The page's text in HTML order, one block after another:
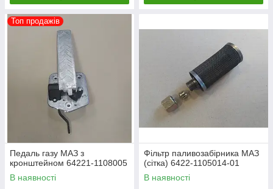
Топ продажів
Педаль газу МАЗ з
кронштейном 64221-1108005
В наявності
Фільтр паливозабірника МАЗ
(сітка) 6422-1105014-01
В наявності